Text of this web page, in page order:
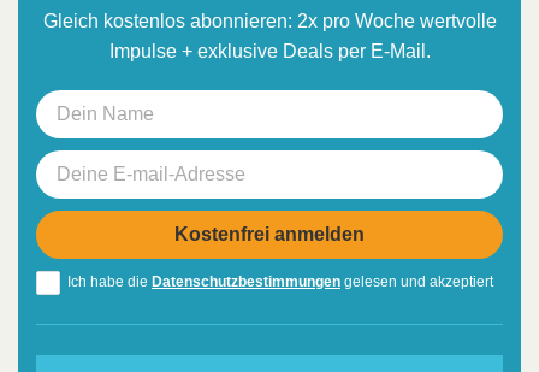
Gleich kostenlos abonnieren: 2x pro Woche wertvolle
Impulse + exklusive Deals per E-Mail.
Ich habe die Datenschutzbestimmungen gelesen und akzeptiert